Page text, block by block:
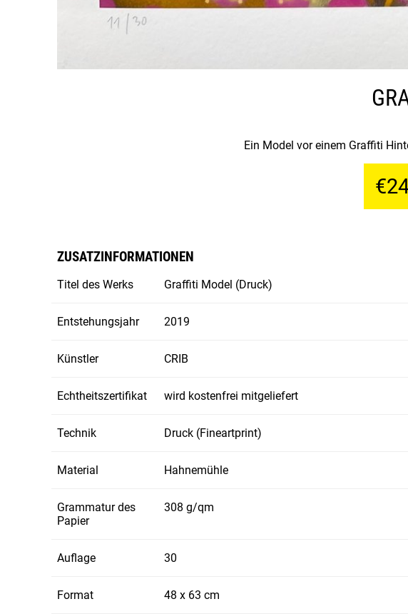
Ein Model vor einem Graffiti
ZUSATZINFORMATIONEN
Titel des Werks Graffiti Model (Druck)
Entstehungsjahr 2019
Künstler CRIB
Echtheitszertifikat wird kostenfrei mitgeliefert
Technik Druck (Fineartprint)
Material Hahnemühle
Grammatur des
Papier
308 g/qm
Auflage 30
Format 48 x 63 cm